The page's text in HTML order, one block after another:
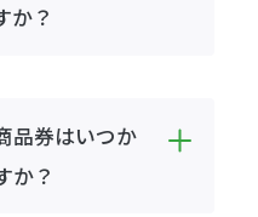
か？
品券はいつか
か？